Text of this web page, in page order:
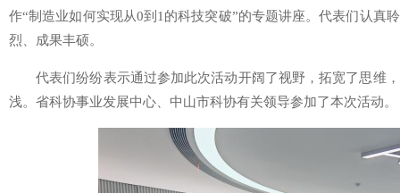
作“制造业如何实现从0到1的科技突破”的专题讲座。代表们认真
烈、成果丰硕。
代表们纷纷表示通过参加此次活动开阔了视野，拓宽了思维
浅。省科协事业发展中心、中山市科协有关领导参加了本次活动。